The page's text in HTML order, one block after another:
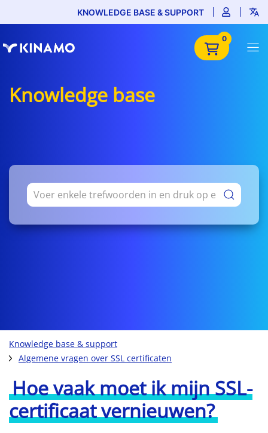
KNOWLEDGE BASE & SUPPORT
0
Knowledge base
Knowledge base & support
Algemene vragen over SSL certificaten
Hoe vaak moet ik mijn SSL-
certificaat vernieuwen?